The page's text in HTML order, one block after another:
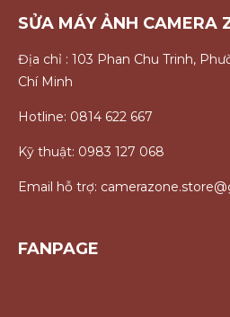
SỬA MÁY ẢNH CAMERA
Địa chỉ : 103 Phan Chu Trinh,
Chí Minh
Hotline: 0814 622 667
Kỹ thuật: 0983 127 068
Email hỗ trợ:
FANPAGE